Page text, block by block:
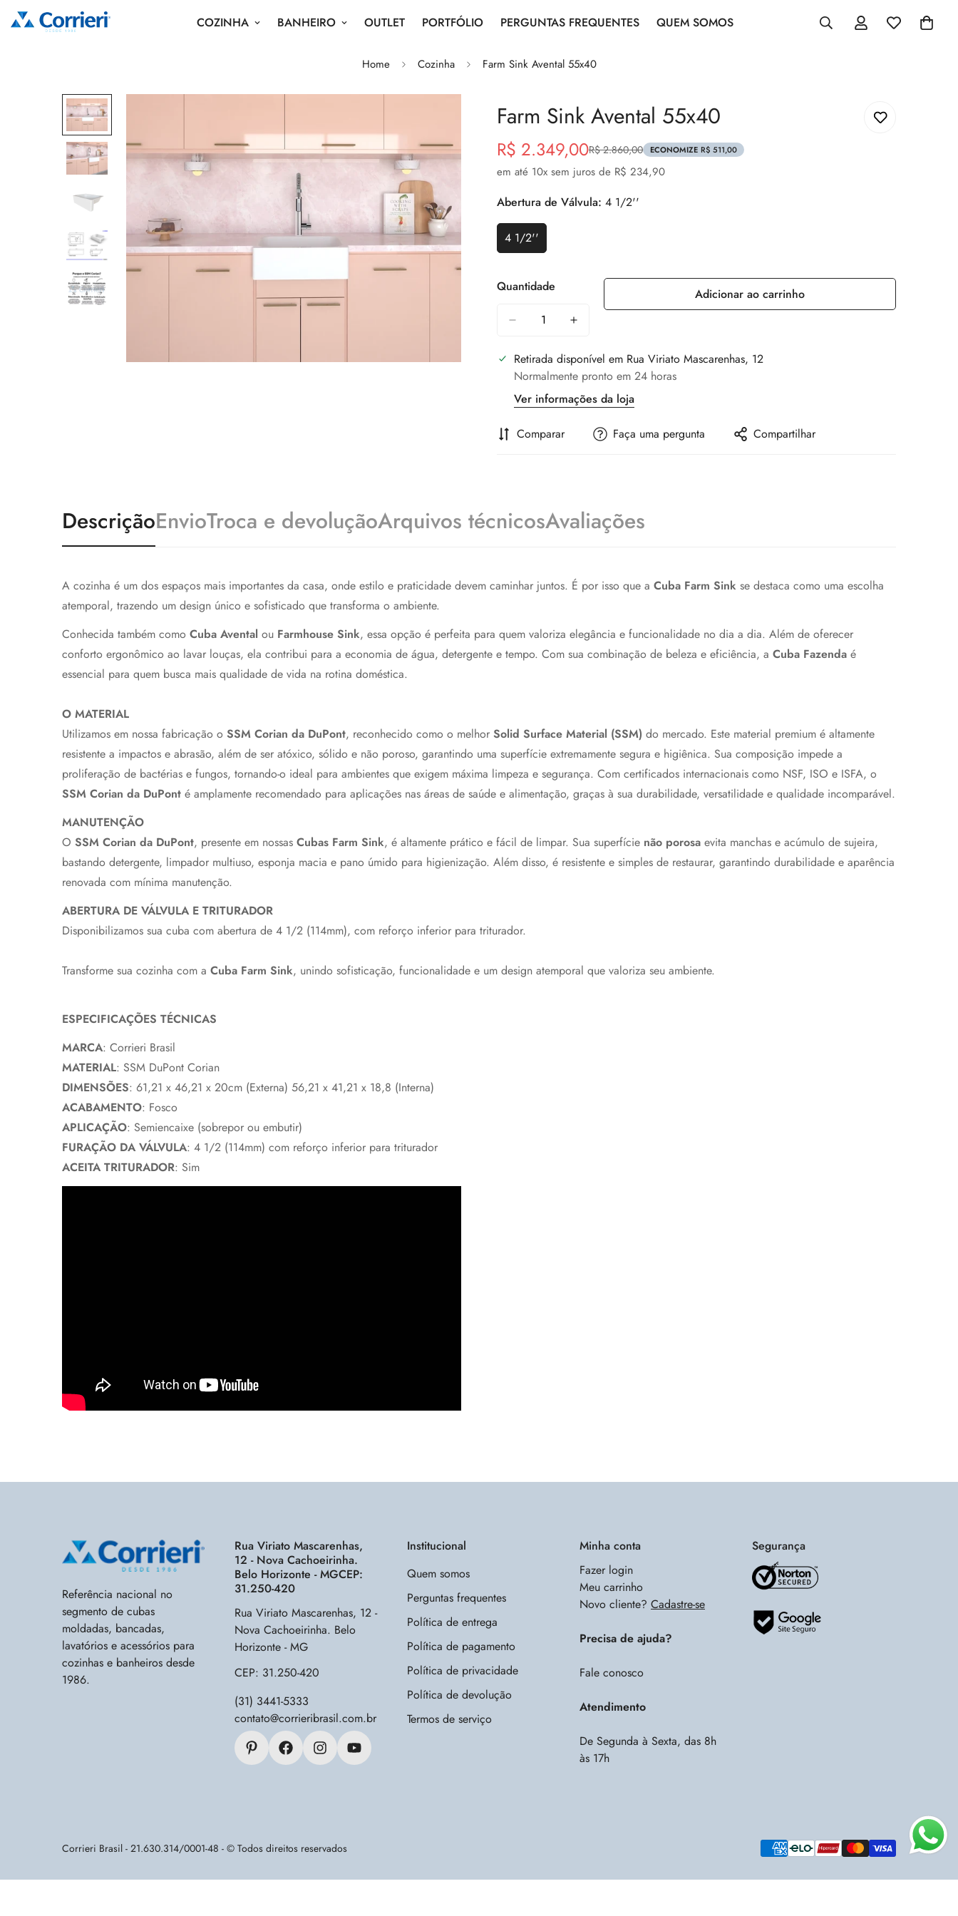
COZINHA BANHEIRO OUTLET PORTFÓLIO PERGUNTAS FREQUENTES QUEM SOMOS
Home Cozinha Farm Sink Avental 55x40
Farm Sink Avental 55x40
Preço
de
R$ 2.349,00
Preço
regular
R$ 2.860,00 ECONOMIZE R$ 511,00
em até 10x sem juros de R$ 234,90
Abertura de Válvula: 4 1/2''
4 1/2''
Variante
Esgotada
Indisponível
Quantidade Adicionar ao carrinho
Retirada disponível em Rua Viriato Mascarenhas, 12
Normalmente pronto em 24 horas
Ver informações da loja
Comparar Faça uma pergunta Compartilhar
DescriçãoEnvioTroca e devoluçãoArquivos técnicosAvaliações
A cozinha é um dos espaços mais importantes da casa, onde estilo e praticidade devem caminhar juntos. É por isso que a Cuba Farm Sink se destaca como uma escolha
atemporal, trazendo um design único e sofisticado que transforma o ambiente.
Conhecida também como Cuba Avental ou Farmhouse Sink, essa opção é perfeita para quem valoriza elegância e funcionalidade no dia a dia. Além de oferecer
conforto ergonômico ao lavar louças, ela contribui para a economia de água, detergente e tempo. Com sua combinação de beleza e eficiência, a Cuba Fazenda é
essencial para quem busca mais qualidade de vida na rotina doméstica.
O MATERIAL
Utilizamos em nossa fabricação o SSM Corian da DuPont, reconhecido como o melhor Solid Surface Material (SSM) do mercado. Este material premium é altamente
resistente a impactos e abrasão, além de ser atóxico, sólido e não poroso, garantindo uma superfície extremamente segura e higiênica. Sua composição impede a
proliferação de bactérias e fungos, tornando-o ideal para ambientes que exigem máxima limpeza e segurança. Com certificados internacionais como NSF, ISO e ISFA, o
SSM Corian da DuPont é amplamente recomendado para aplicações nas áreas de saúde e alimentação, graças à sua durabilidade, versatilidade e qualidade incomparável.
MANUTENÇÃO
O SSM Corian da DuPont, presente em nossas Cubas Farm Sink, é altamente prático e fácil de limpar. Sua superfície não porosa evita manchas e acúmulo de sujeira,
bastando detergente, limpador multiuso, esponja macia e pano úmido para higienização. Além disso, é resistente e simples de restaurar, garantindo durabilidade e aparência
renovada com mínima manutenção.
ABERTURA DE VÁLVULA E TRITURADOR
Disponibilizamos sua cuba com abertura de 4 1/2 (114mm), com reforço inferior para triturador.
Transforme sua cozinha com a Cuba Farm Sink, unindo sofisticação, funcionalidade e um design atemporal que valoriza seu ambiente.
ESPECIFICAÇÕES TÉCNICAS
MARCA: Corrieri Brasil
MATERIAL: SSM DuPont Corian
DIMENSÕES: 61,21 x 46,21 x 20cm (Externa) 56,21 x 41,21 x 18,8 (Interna)
ACABAMENTO: Fosco
APLICAÇÃO: Semiencaixe (sobrepor ou embutir)
FURAÇÃO DA VÁLVULA: 4 1/2 (114mm) com reforço inferior para triturador
ACEITA TRITURADOR: Sim
Referência nacional no
segmento de cubas
moldadas, bancadas,
lavatórios e acessórios para
cozinhas e banheiros desde
1986.
Rua Viriato Mascarenhas,
12 - Nova Cachoeirinha.
Belo Horizonte - MGCEP:
31.250-420
Rua Viriato Mascarenhas, 12 -
Nova Cachoeirinha. Belo
Horizonte - MG
CEP: 31.250-420
(31) 3441-5333
contato@corrieribrasil.com.br
Institucional
Quem somos
Perguntas frequentes
Política de entrega
Política de pagamento
Política de privacidade
Política de devolução
Termos de serviço
Minha conta
Fazer login
Meu carrinho
Novo cliente? Cadastre-se
Precisa de ajuda?
Fale conosco
Atendimento
De Segunda à Sexta, das 8h
às 17h
Segurança
Corrieri Brasil - 21.630.314/0001-48 - © Todos direitos reservados